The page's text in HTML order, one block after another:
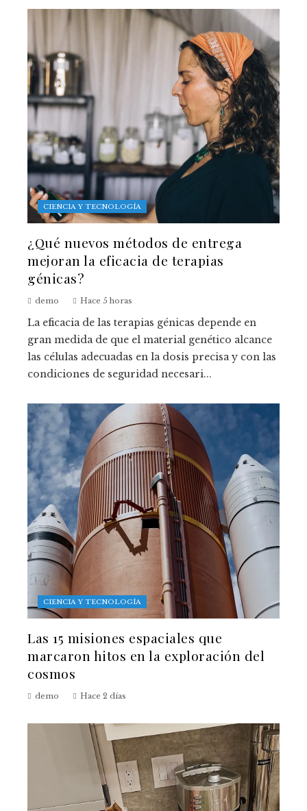
CIENCIA Y TECNOLOGÍA
¿Qué nuevos métodos de entrega
mejoran la eficacia de terapias
génicas?
demo Hace 5 horas
La eficacia de las terapias génicas depende en
gran medida de que el material genético alcance
las células adecuadas en la dosis precisa y con las
condiciones de seguridad necesari...
CIENCIA Y TECNOLOGÍA
Las 15 misiones espaciales que
marcaron hitos en la exploración del
cosmos
demo Hace 2 días